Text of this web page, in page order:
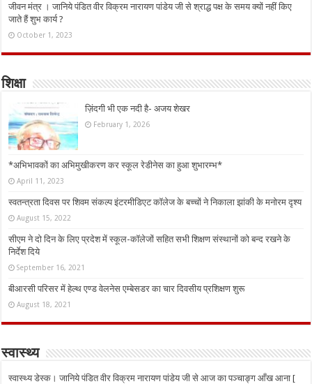
जीवन मंत्र । जानिये पंडित वीर विक्रम नारायण पांडेय जी से श्राद्ध पक्ष के समय क्यों नहीं किए
जाते हैं शुभ कार्य ?
October 1, 2023
शिक्षा
ज़िंदगी भी एक नदी है- अजय शेखर
February 1, 2026
*अभिभावकों का अभिमुखीकरण कर स्कूल रेडीनेस का हुआ शुभारम्भ*
April 11, 2023
स्वतन्त्रता दिवस पर शिवम संकल्प इंटरमीडिएट कॉलेज के बच्चों ने निकाला झांकी के मनोरम दृश्य
August 15, 2022
सीएम ने दो दिन के लिए प्रदेश में स्कूल-कॉलेजों सहित सभी शिक्षण संस्थानों को बन्द रखने के
निर्देश दिये
September 16, 2021
बीआरसी परिसर में हेल्थ एण्ड वेलनेस एम्बेसडर का चार दिवसीय प्रशिक्षण शुरू
August 18, 2021
स्वास्थ्य
स्वास्थ्य डेस्क। जानिये पंडित वीर विक्रम नारायण पांडेय जी से आज का पञ्चाङ्ग आँख आना [